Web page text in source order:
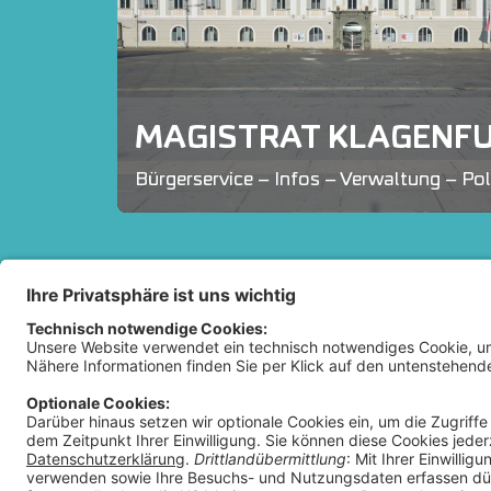
MAGISTRAT
Bürgerservice – Infos – Verwaltung –